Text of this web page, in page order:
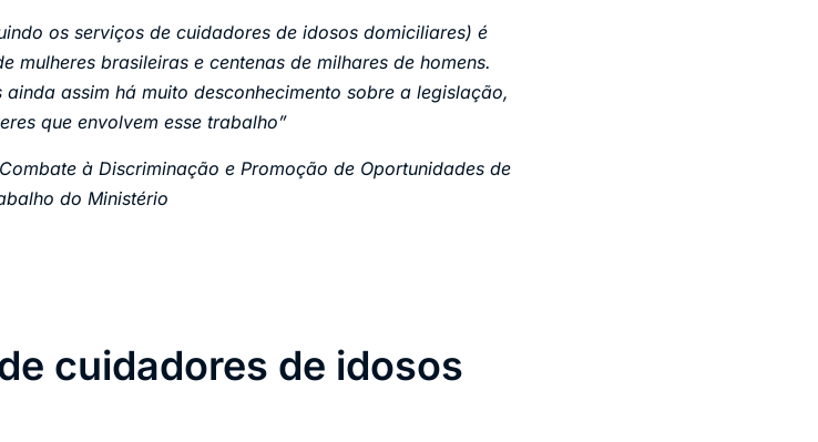
os serviços de cuidadores de idosos domiciliares) é
mulheres brasileiras e centenas de milhares de homens.
assim há muito desconhecimento sobre a legislação,
que envolvem esse trabalho”
à Discriminação e Promoção de Oportunidades de
do Ministério
cuidadores de idosos